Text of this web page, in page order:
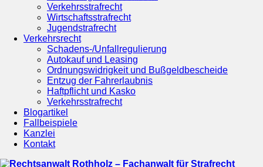
Verkehrsstrafrecht
Wirtschaftsstrafrecht
Jugendstrafrecht
Verkehrsrecht
Schadens-/Unfallregulierung
Autokauf und Leasing
Ordnungswidrigkeit und Bußgeldbescheide
Entzug der Fahrerlaubnis
Haftpflicht und Kasko
Verkehrsstrafrecht
Blogartikel
Fallbeispiele
Kanzlei
Kontakt